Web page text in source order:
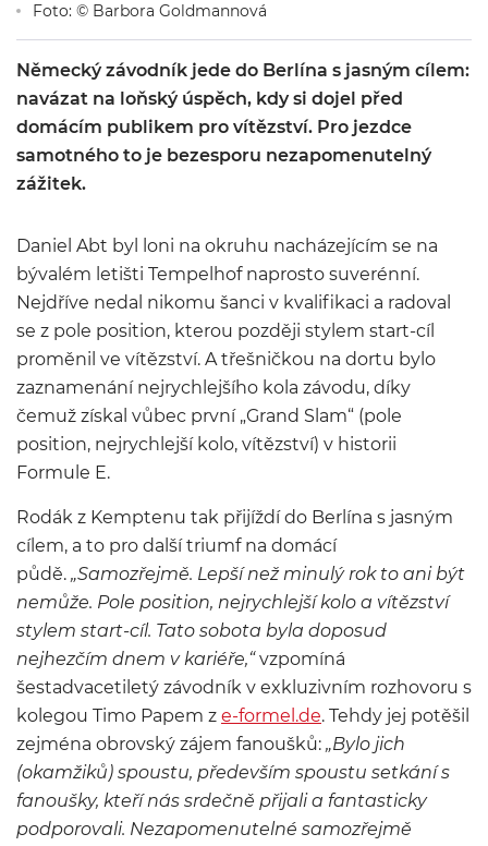
Foto: © Barbora Goldmannová
Německý závodník jede do Berlína s jasným cílem:
navázat na loňský úspěch, kdy si dojel před
domácím publikem pro vítězství. Pro jezdce
samotného to je bezesporu nezapomenutelný
zážitek.
Daniel Abt byl loni na okruhu nacházejícím se na
bývalém letišti Tempelhof naprosto suverénní.
Nejdříve nedal nikomu šanci v kvalifikaci a radoval
se z pole position, kterou později stylem start-cíl
proměnil ve vítězství. A třešničkou na dortu bylo
zaznamenání nejrychlejšího kola závodu, díky
čemuž získal vůbec první „Grand Slam“ (pole
position, nejrychlejší kolo, vítězství) v historii
Formule E.
Rodák z Kemptenu tak přijíždí do Berlína s jasným
cílem, a to pro další triumf na domácí
půdě. „Samozřejmě. Lepší než minulý rok to ani být
nemůže. Pole position, nejrychlejší kolo a vítězství
stylem start-cíl. Tato sobota byla doposud
nejhezčím dnem v kariéře,“vzpomíná
šestadvacetiletý závodník v exkluzivním rozhovoru s
kolegou Timo Papem z e-formel.de. Tehdy jej potěšil
zejména obrovský zájem fanoušků: „Bylo jich
(okamžiků) spoustu, především spoustu setkání s
fanoušky, kteří nás srdečně přijali a fantasticky
podporovali. Nezapomenutelné samozřejmě